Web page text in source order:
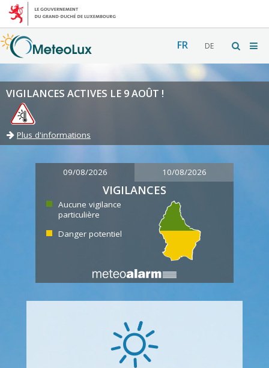
FR DE
VIGILANCES ACTIVES LE 9 AOÛT !
Plus d'informations
09/08/2026 10/08/2026
VIGILANCES
Aucune vigilance
particulière
Danger potentiel